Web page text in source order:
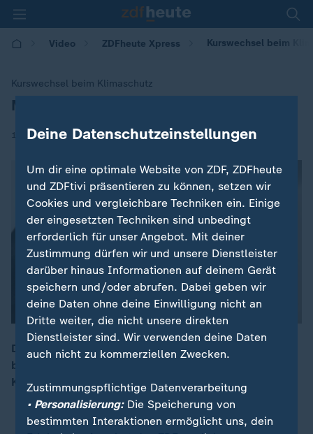
Video ZDFheute Xpress Kurswechsel beim
Kurswechsel beim Klimaschutz
:Merz begrüßt EU-Pläne zu Verbrennern
12.12.2025 | 16:20
Den möglichen Kurswechsel zum Verbrenner-Aus
begrüßt auch Bundeskanzler Merz. Das Ziel des
Klimaschutzes werde nicht infrage gestellt.
Deine Datenschutzeinstellungen
Um dir eine optimale Website von ZDF, ZDFheute
und ZDFtivi präsentieren zu können, setzen wir
Cookies und vergleichbare Techniken ein. Einige
der eingesetzten Techniken sind unbedingt
erforderlich für unser Angebot. Mit deiner
Zustimmung dürfen wir und unsere Dienstleister
darüber hinaus Informationen auf deinem Gerät
speichern und/oder abrufen. Dabei geben wir
deine Daten ohne deine Einwilligung nicht an
Dritte weiter, die nicht unsere direkten
Dienstleister sind. Wir verwenden deine Daten
auch nicht zu kommerziellen Zwecken.
Zustimmungspflichtige Datenverarbeitung
• Personalisierung:Die Speicherung von
bestimmten Interaktionen ermöglicht uns, dein